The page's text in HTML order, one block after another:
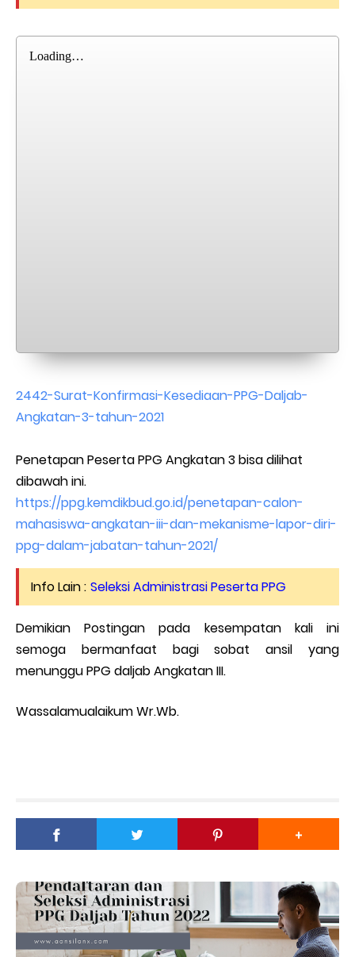
2442-Surat-Konfirmasi-Kesediaan-PPG-Daljab-
Angkatan-3-tahun-2021
Penetapan Peserta PPG Angkatan 3 bisa dilihat
dibawah ini.
https://ppg.kemdikbud.go.id/penetapan-calon-
mahasiswa-angkatan-iii-dan-mekanisme-lapor-diri-
ppg-dalam-jabatan-tahun-2021/
Info Lain : Seleksi Administrasi Peserta PPG
Demikian Postingan pada kesempatan kali ini
semoga bermanfaat bagi sobat ansil yang
menunggu PPG daljab Angkatan III.
Wassalamualaikum Wr.Wb.